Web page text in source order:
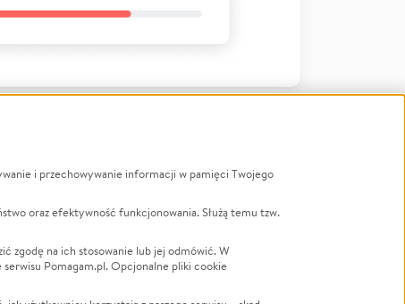
LGBTQ+
Powódź
Wichura
i przechowywanie informacji w pamięci Twojego
oraz efektywność funkcjonowania. Służą temu tzw.
zgodę na ich stosowanie lub jej odmówić. W
Pomagam.pl. Opcjonalne pliki cookie